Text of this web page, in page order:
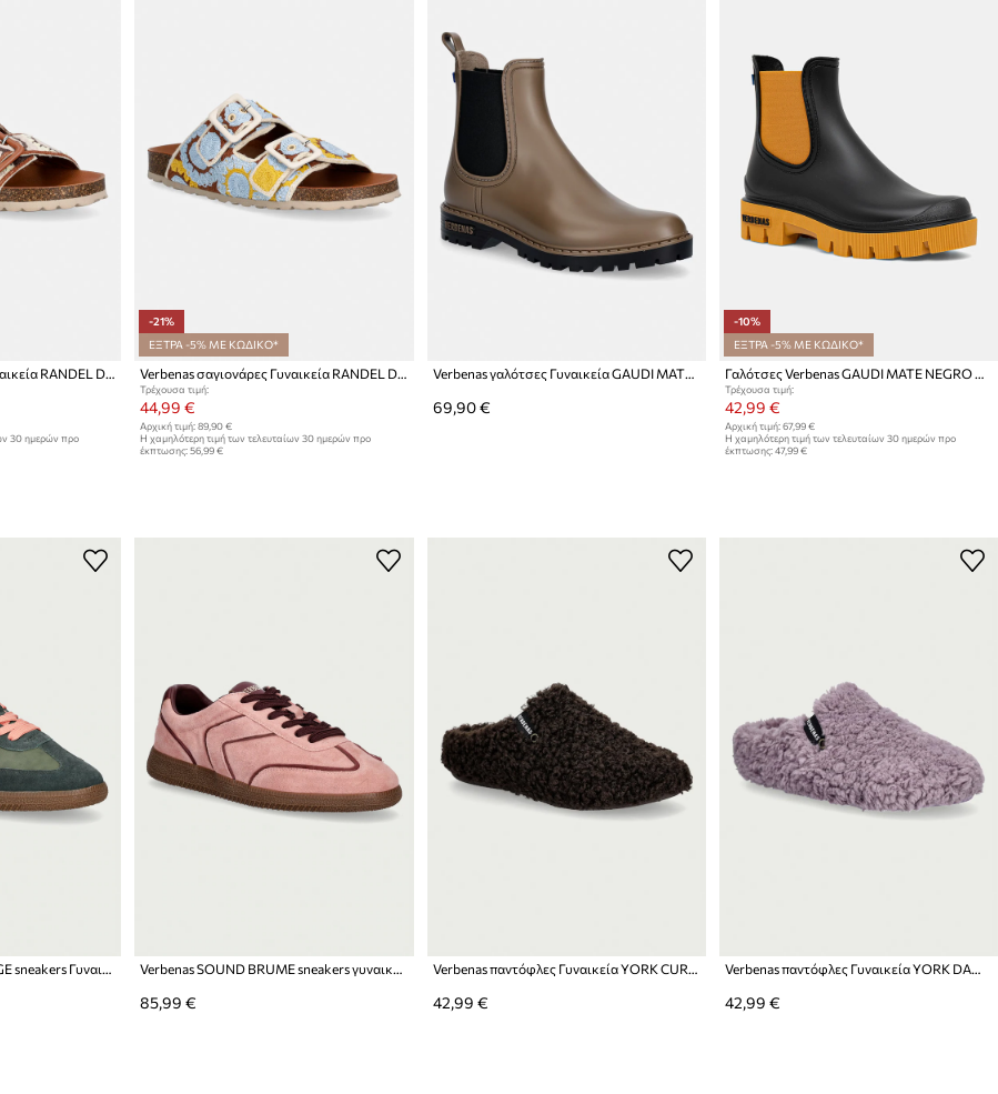
Verbenas σαγιονάρες Γυναικεία RANDEL DANCE
30 ημερών προ
-21%
ΕΞΤΡΑ -5% ΜΕ ΚΩΔΙΚΟ*
Verbenas σαγιονάρες Γυναικεία RANDEL DANCE
Τρέχουσα τιμή:
44,99 €
Αρχική τιμή: 89,90 €
Η χαμηλότερη τιμή των τελευταίων 30 ημερών προ
έκπτωσης: 56,99 €
Verbenas γαλότσες Γυναικεία GAUDI MATE ASH/NEGRO
69,90 €
-10%
ΕΞΤΡΑ -5% ΜΕ ΚΩΔΙΚΟ*
Γαλότσες Verbenas GAUDI MATE NEGRO OCRE
Τρέχουσα τιμή:
42,99 €
Αρχική τιμή: 67,99 €
Η χαμηλότερη τιμή των τελευταίων 30 ημερών προ
έκπτωσης: 47,99 €
Verbenas SOUND GRUNGE sneakers Γυναικεία Verbenas SOUND BRUME sneakers γυναικεία σουέτ
85,99 €
Verbenas παντόφλες Γυναικεία YORK CURLY
42,99 €
Verbenas παντόφλες Γυναικεία YORK DAMARA
42,99 €